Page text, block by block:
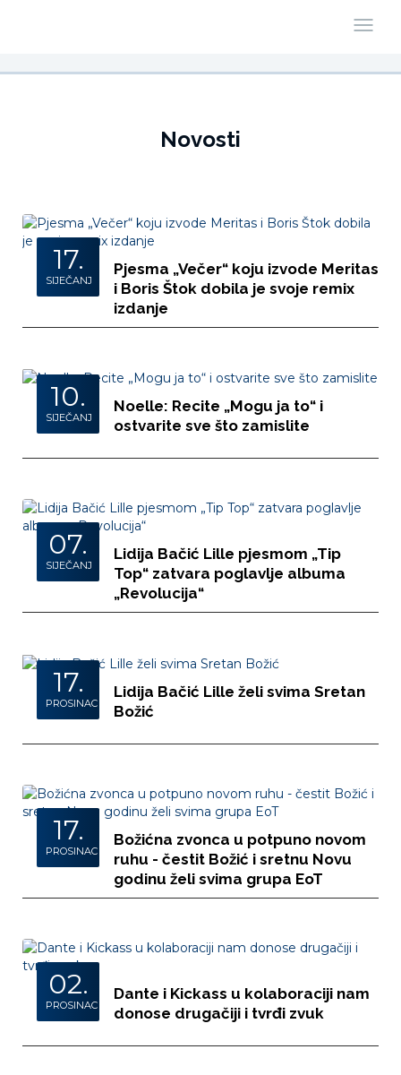
Novosti
17.
SIJEČANJ
Pjesma „Večer“ koju izvode Meritas
i Boris Štok dobila je svoje remix
izdanje
10.
SIJEČANJ
Noelle: Recite „Mogu ja to“ i
ostvarite sve što zamislite
07.
SIJEČANJ
Lidija Bačić Lille pjesmom „Tip
Top“ zatvara poglavlje albuma
„Revolucija“
17.
PROSINAC
Lidija Bačić Lille želi svima Sretan
Božić
17.
PROSINAC
Božićna zvonca u potpuno novom
ruhu - čestit Božić i sretnu Novu
godinu želi svima grupa EoT
02.
PROSINAC
Dante i Kickass u kolaboraciji nam
donose drugačiji i tvrđi zvuk